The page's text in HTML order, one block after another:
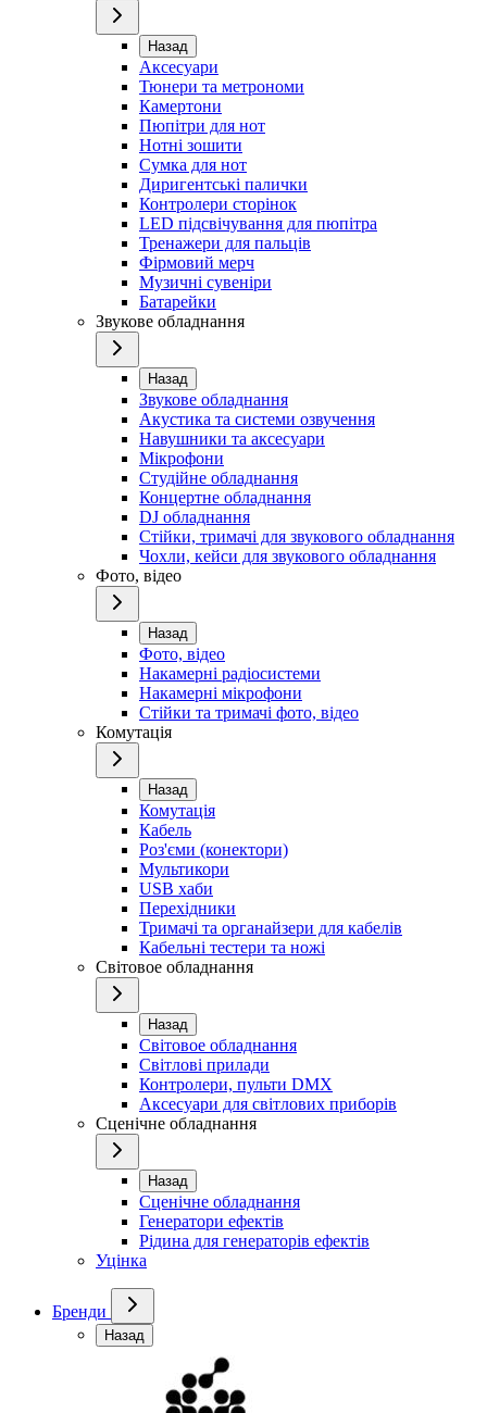
Назад
Аксесуари
Тюнери та метрономи
Камертони
Пюпітри для нот
Нотні зошити
Сумка для нот
Диригентські палички
Контролери сторінок
LED підсвічування для пюпітра
Тренажери для пальців
Фірмовий мерч
Музичні сувеніри
Батарейки
Звукове обладнання
Назад
Звукове обладнання
Акустика та системи озвучення
Навушники та аксесуари
Мікрофони
Студійне обладнання
Концертне обладнання
DJ обладнання
Стійки, тримачі для звукового обладнання
Чохли, кейси для звукового обладнання
Фото, відео
Назад
Фото, відео
Накамерні радіосистеми
Накамерні мікрофони
Стійки та тримачі фото, відео
Комутація
Назад
Комутація
Кабель
Роз'єми (конектори)
Мультикори
USB хаби
Перехідники
Тримачі та органайзери для кабелів
Кабельні тестери та ножі
Світовое обладнання
Назад
Світовое обладнання
Світлові прилади
Контролери, пульти DMX
Аксесуари для світлових приборів
Сценічне обладнання
Назад
Сценічне обладнання
Генератори ефектів
Рідина для генераторів ефектів
Уцінка
Бренди
Назад